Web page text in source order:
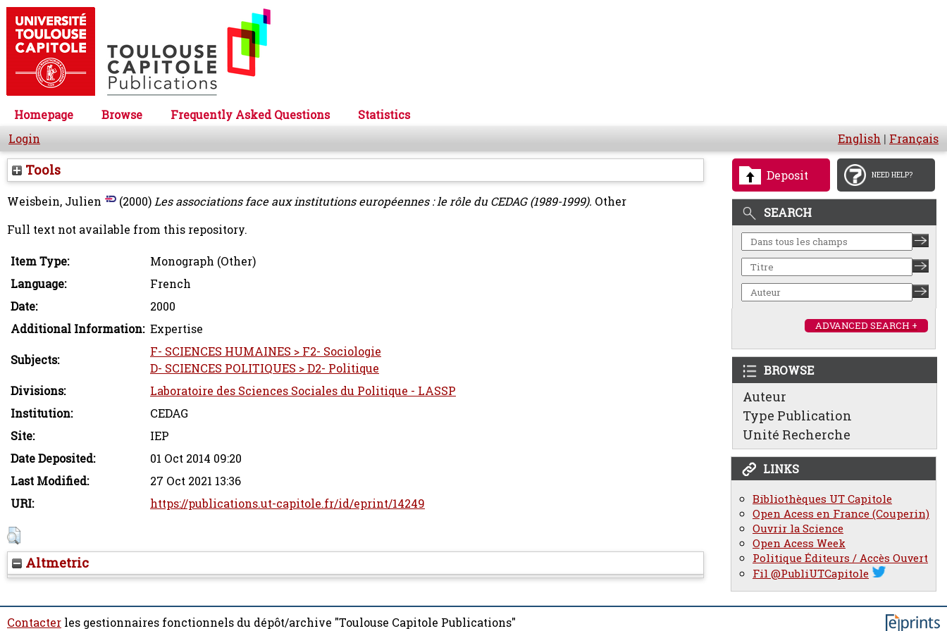
Homepage Browse Frequently Asked Questions
Statistics
Login
English | Français
Deposit NEED HELP?
SEARCH
ADVANCED SEARCH +
BROWSE
Auteur
Type Publication
Unité Recherche
LINKS
Bibliothèques UT Capitole
Open Acess en France (Couperin)
Ouvrir la Science
Open Acess Week
Politique Éditeurs / Accès Ouvert
Fil @PubliUTCapitole
Tools
Weisbein, Julien (2000)Les associations face aux institutions européennes : le rôle du CEDAG (1989-1999). Other
Full text not available from this repository.
Item Type:
Monograph (Other)
Language:
French
Date:
2000
Additional Information: Expertise
Subjects:
F- SCIENCES HUMAINES > F2- Sociologie
D- SCIENCES POLITIQUES > D2- Politique
Divisions:
Laboratoire des Sciences Sociales du Politique - LASSP
Institution:
CEDAG
Site:
IEP
Date Deposited:
01 Oct 2014 09:20
Last Modified:
27 Oct 2021 13:36
URI:
https://publications.ut-capitole.fr/id/eprint/14249
Altmetric
Contacter les gestionnaires fonctionnels du dépôt/archive "Toulouse Capitole Publications"